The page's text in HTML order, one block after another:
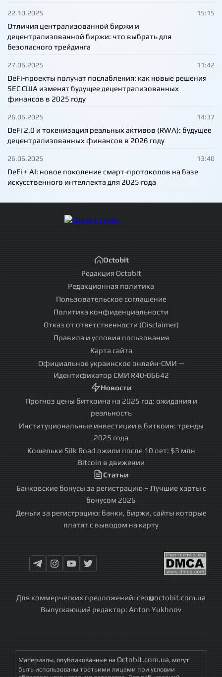
22.10.2025 15:15
Отличия централизованной биржи и
децентрализованной биржи: что выбрать для
безопасного трейдинга
27.06.2025 11:42
DeFi-проекты получат послабления: как новые решения
SEC США изменят будущее децентрализованных
финансов в 2025 году
26.06.2025 14:37
DeFi 2.0 и токенизация реальных активов (RWA): будущее
децентрализованных финансов в 2026 году
26.06.2025 13:40
DeFi + AI: новое поколение смарт-протоколов на базе
искусственного интеллекта для 2025 года
Octobit
Редакция Octobit
Редакционная политика
Пользовательское соглашение
Политика конфиденциальности
Отказ от ответственности (Disclaimer)
Правила и условия пользования
Карта сайта
Официальное украинское онлайн-СМИ —
Идентификатор СМИ R40-06642
Новости
Прогноз цены биткоина на 2025 год: ожидания и
реальность
Институциональные инвестиции в биткоин: тренды
2025 года
Кошельки Silk Road ожили после 10 лет: $3 млн
Bitcoin в движении
Статьи
Банковские бонусы за регистрацию – Лучшие карты с
бонусом 2026
Деньги за регистрацию: банки, биржи, сайты которые
платят с выводом на карту
Для коммерческих предложений: ceo@octobit.com.ua
Выпускающий редактор: Anton Yukhnov
Материалы, опубликованные на Octobit.com.ua, могут
быть использованы третьими лицами при условии